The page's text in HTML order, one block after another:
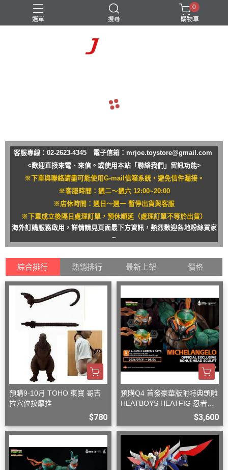
選單 搜尋
0
購物車
客服專線：02-2623-4345 電子信箱： mrjoe.toystore@gmail.com
<歡迎直接來電、來信。或使用本站「聯絡我們」留訊功能>
※下單與聯絡請盡可能使用G-mail信箱系統，避免信件漏接。
※客服時間：週二～週六 12:00~20:00
※店休時間：週日～週一 暫停出貨與客服
※下單成立後隔日處理訂單，預休順延（處理訂單不等於出貨）
海外訂購服務啟用，詳情請見頁面最下方資訊，熱烈歡迎各地粉絲買家
~
綜合排行 熱銷排行 最新上架 價格
預購9-10月 TOHO 東寶 哥吉
拉穴位按摩推
$780
預購Q4 首發豪華版附特典頭雕
HEATBOYS HEATFIG 忍者龜
$3,600